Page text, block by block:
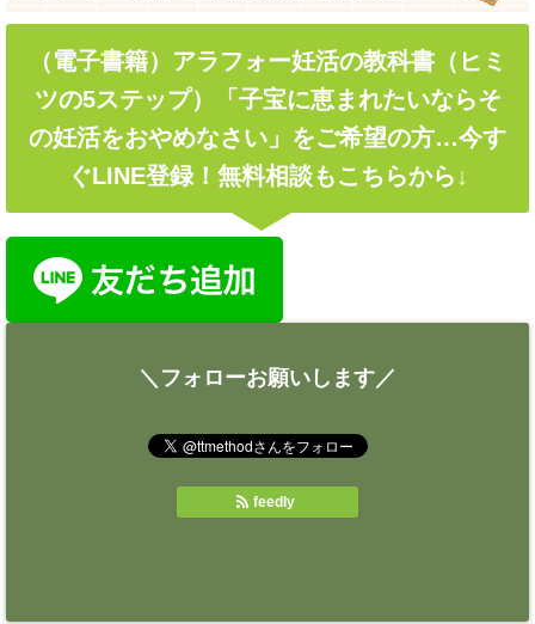
（電子書籍）アラフォー妊活の教科書（ヒミ
ツの5ステップ）「子宝に恵まれたいならそ
の妊活をおやめなさい」をご希望の方…今す
ぐLINE登録！無料相談もこちらから↓
＼フォローお願いします／
feedly